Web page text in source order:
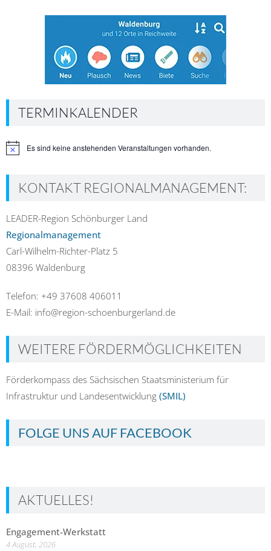
TERMINKALENDER
HinweisEs sind keine anstehenden Veranstaltungen vorhanden.
KONTAKT REGIONALMANAGEMENT:
LEADER-Region Schönburger Land
Regionalmanagement
Carl-Wilhelm-Richter-Platz 5
08396 Waldenburg
Telefon: +49 37608 406011
E-Mail: info@region-schoenburgerland.de
WEITERE FÖRDERMÖGLICHKEITEN
Förderkompass des Sächsischen Staatsministerium für
Infrastruktur und Landesentwicklung (SMIL)
FOLGE UNS AUF FACEBOOK
AKTUELLES!
Engagement-Werkstatt
4 August, 2026